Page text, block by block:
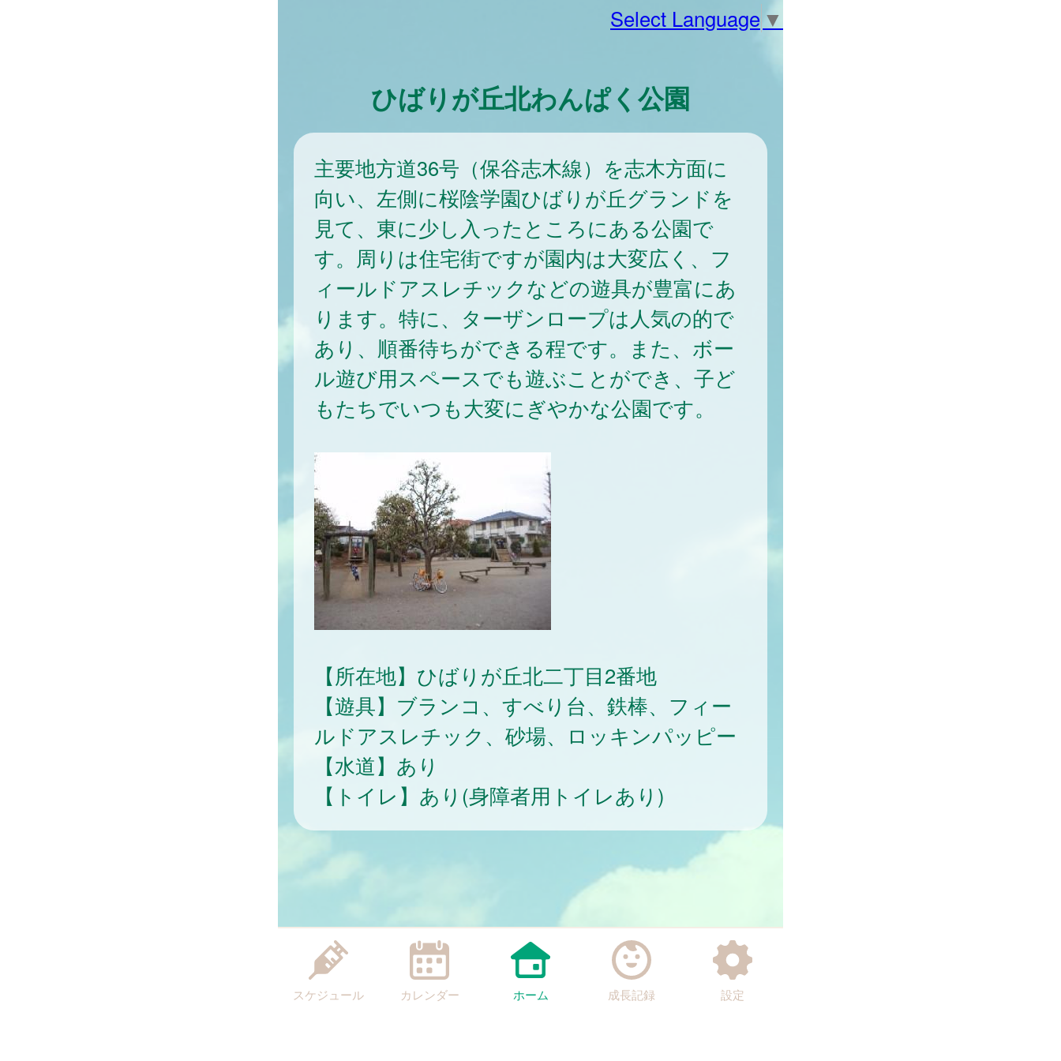
Select Language ▼
ひばりが丘北わんぱく公園
主要地方道36号（保谷志木線）を志木方面に
向い、左側に桜陰学園ひばりが丘グランドを
見て、東に少し入ったところにある公園で
す。周りは住宅街ですが園内は大変広く、フ
ィールドアスレチックなどの遊具が豊富にあ
ります。特に、ターザンロープは人気の的で
あり、順番待ちができる程です。また、ボー
ル遊び用スペースでも遊ぶことができ、子ど
もたちでいつも大変にぎやかな公園です。
【所在地】ひばりが丘北二丁目2番地
【遊具】ブランコ、すべり台、鉄棒、フィー
ルドアスレチック、砂場、ロッキンパッピー
【水道】あり
【トイレ】あり(身障者用トイレあり)
スケジュール カレンダー ホーム 成長記録 設定